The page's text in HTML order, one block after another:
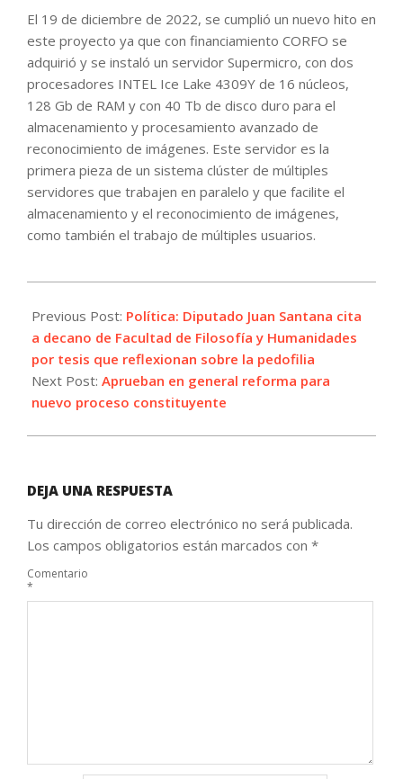
El 19 de diciembre de 2022, se cumplió un nuevo hito en
este proyecto ya que con financiamiento CORFO se
adquirió y se instaló un servidor Supermicro, con dos
procesadores INTEL Ice Lake 4309Y de 16 núcleos,
128 Gb de RAM y con 40 Tb de disco duro para el
almacenamiento y procesamiento avanzado de
reconocimiento de imágenes. Este servidor es la
primera pieza de un sistema clúster de múltiples
servidores que trabajen en paralelo y que facilite el
almacenamiento y el reconocimiento de imágenes,
como también el trabajo de múltiples usuarios.
12-
27
Previous Post: Política: Diputado Juan Santana cita
a decano de Facultad de Filosofía y Humanidades
por tesis que reflexionan sobre la pedofilia
Next Post: Aprueban en general reforma para
nuevo proceso constituyente
DEJA UNA RESPUESTA
Tu dirección de correo electrónico no será publicada.
Los campos obligatorios están marcados con *
Comentario
*